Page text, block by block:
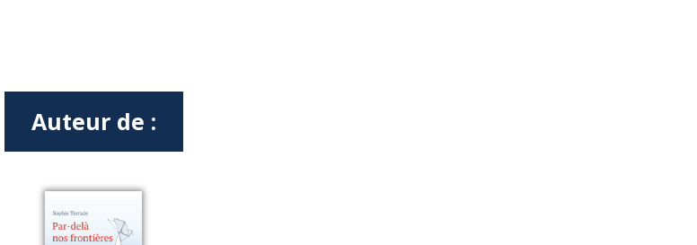
Auteur de :